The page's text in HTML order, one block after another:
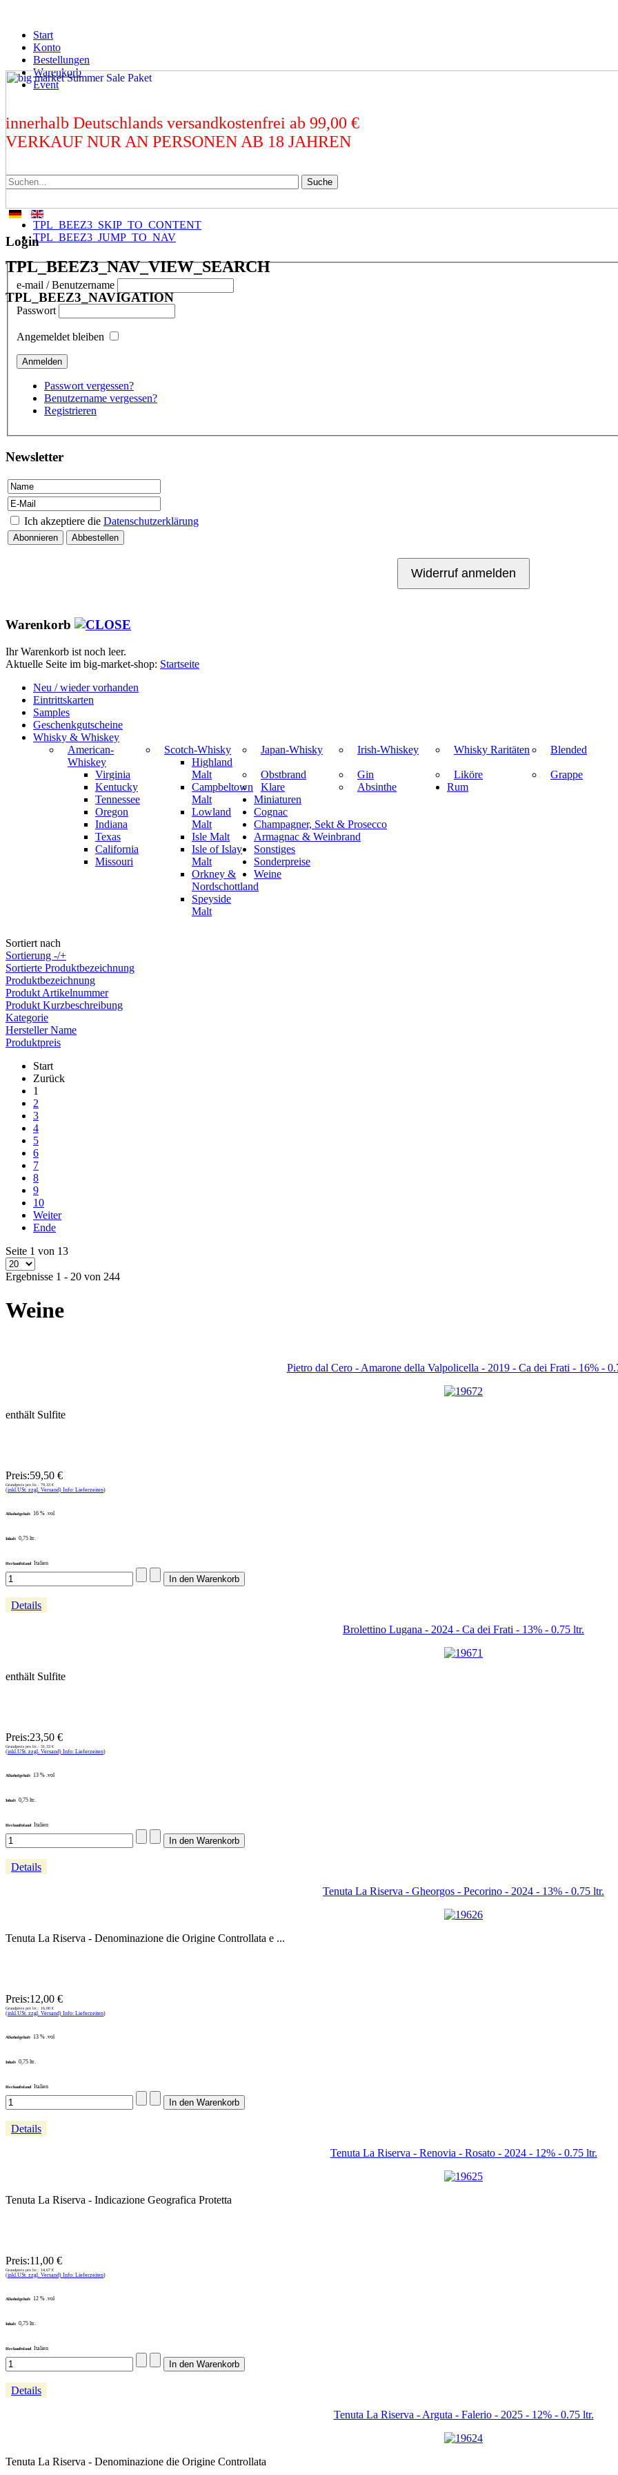
Start
Konto
Bestellungen
Warenkorb
Event
innerhalb Deutschlands versandkostenfrei ab 99,00 €
VERKAUF NUR AN PERSONEN AB 18 JAHREN
Suche
TPL_BEEZ3_SKIP_TO_CONTENT
TPL_BEEZ3_JUMP_TO_NAV
TPL_BEEZ3_NAV_VIEW_SEARCH
TPL_BEEZ3_NAVIGATION
Login
e-mail / Benutzername
Passwort
Angemeldet bleiben
Passwort vergessen?
Benutzername vergessen?
Registrieren
Newsletter
Ich akzeptiere die Datenschutzerklärung
Warenkorb
Ihr Warenkorb ist noch leer.
Aktuelle Seite im big-market-shop: Startseite
Neu / wieder vorhanden
Eintrittskarten
Samples
Geschenkgutscheine
Whisky & Whiskey
American-
Whiskey
Virginia
Kentucky
Tennessee
Oregon
Indiana
Texas
California
Missouri
Scotch-Whisky
Highland
Malt
Campbeltown
Malt
Lowland
Malt
Isle Malt
Isle of Islay
Malt
Orkney &
Nordschottland
Speyside
Malt
Japan-Whisky Irish-Whiskey Whisky Raritäten Blended
Obstbrand
Gin Liköre Grappe
Klare
Absinthe
Rum
Miniaturen
Cognac
Champagner, Sekt & Prosecco
Armagnac & Weinbrand
Sonstiges
Sonderpreise
Weine
Sortiert nach
Sortierung -/+
Sortierte Produktbezeichnung
Produktbezeichnung
Produkt Artikelnummer
Produkt Kurzbeschreibung
Kategorie
Hersteller Name
Produktpreis
Start
Zurück
1
2
3
4
5
6
7
8
9
10
Weiter
Ende
Seite 1 von 13
Ergebnisse 1 - 20 von 244
Weine
Pietro dal Cero - Amarone della Valpolicella - 2019 - Ca dei Frati - 16% -
enthält Sulfite
Preis:59,50 €
Grundpreis pro ltr.: 79,33 €
(inkl.USt. zzgl. Versand) Info: Lieferzeiten)
Alkoholgehalt 16 % .vol
Inhalt 0,75 ltr.
Herkunftsland Italien
Details
Brolettino Lugana - 2024 - Ca dei Frati - 13% - 0.75 ltr.
enthält Sulfite
Preis:23,50 €
Grundpreis pro ltr.: 31,33 €
(inkl.USt. zzgl. Versand) Info: Lieferzeiten)
Alkoholgehalt 13 % .vol
Inhalt 0,75 ltr.
Herkunftsland Italien
Details
Tenuta La Riserva - Gheorgos - Pecorino - 2024 - 13% - 0.75 ltr.
Tenuta La Riserva - Denominazione die Origine Controllata e ...
Preis:12,00 €
Grundpreis pro ltr.: 16,00 €
(inkl.USt. zzgl. Versand) Info: Lieferzeiten)
Alkoholgehalt 13 % .vol
Inhalt 0,75 ltr.
Herkunftsland Italien
Details
Tenuta La Riserva - Renovia - Rosato - 2024 - 12% - 0.75 ltr.
Tenuta La Riserva - Indicazione Geografica Protetta
Preis:11,00 €
Grundpreis pro ltr.: 14,67 €
(inkl.USt. zzgl. Versand) Info: Lieferzeiten)
Alkoholgehalt 12 % .vol
Inhalt 0,75 ltr.
Herkunftsland Italien
Details
Tenuta La Riserva - Arguta - Falerio - 2025 - 12% - 0.75 ltr.
Tenuta La Riserva - Denominazione die Origine Controllata